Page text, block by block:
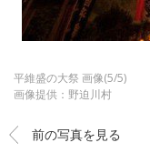
平維盛の大祭 画像(5/5)
画像提供：野迫川村
前の写真を見る